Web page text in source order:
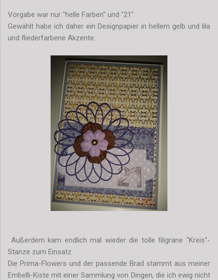
Vorgabe war nur "helle Farben" und "21".
Gewählt habe ich daher ein Designpapier in hellem gelb und lila
und fliederfarbene Akzente.
Außerdem kam endlich mal wieder die tolle filigrane "Kreis"-
Stanze zum Einsatz.
Die Prima-Flowers und der passende Brad stammt aus meiner
Embelli-Kiste mit einer Sammlung von Dingen, die ich ewig nicht